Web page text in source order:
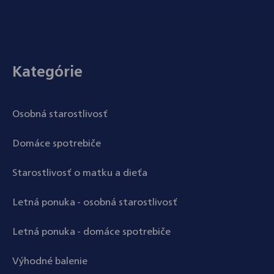
Zápätie
Kategórie
Osobná starostlivosť
Domáce spotrebiče
Starostlivosť o matku a dieťa
Letná ponuka - osobná starostlivosť
Letná ponuka - domáce spotrebiče
Výhodné balenie